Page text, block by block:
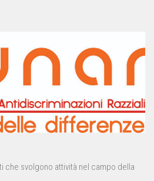
che svolgono attività nel campo della